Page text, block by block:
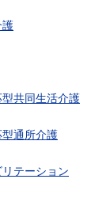
共同生活介護
通所介護
テーション